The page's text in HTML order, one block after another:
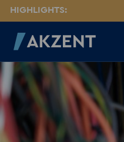
HIGHLIGHTS: